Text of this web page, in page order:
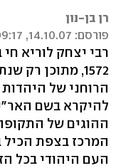
רן בן-נון
פורסם: 14.10.07, 09:17
1572, מתוכן
הרוחני של היהדות
להיקרא בשם
ההוגים של
המרכז בצפת
העם היהודי בכל